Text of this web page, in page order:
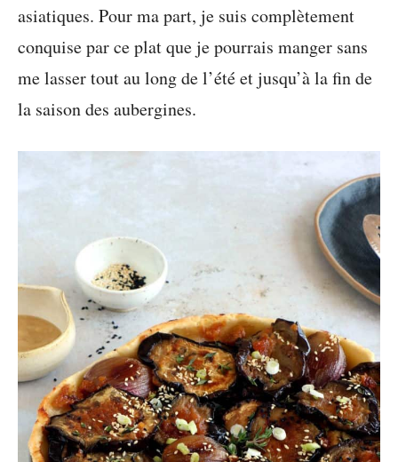
asiatiques. Pour ma part, je suis complètement
conquise par ce plat que je pourrais manger sans
me lasser tout au long de l’été et jusqu’à la fin de
la saison des aubergines.